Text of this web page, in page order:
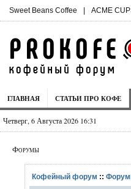
Sweet Beans Coffee | ACME
ГЛАВНАЯ СТАТЬИ ПРО КОФЕ
Четверг, 6 Августа 2026 16:31
Форумы
Кофейный форум ::